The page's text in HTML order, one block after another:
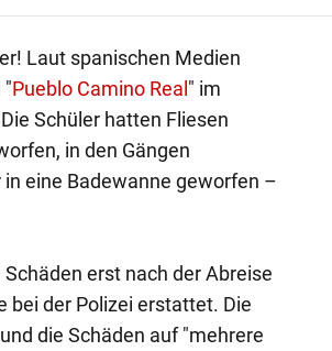
Laut spanischen Medien
"Pueblo Camino Real" im
Schüler hatten Fliesen
in den Gängen
eine Badewanne geworfen –
erst nach der Abreise
bei der Polizei erstattet. Die
die Schäden auf "mehrere